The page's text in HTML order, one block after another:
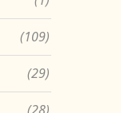
(109)
(29)